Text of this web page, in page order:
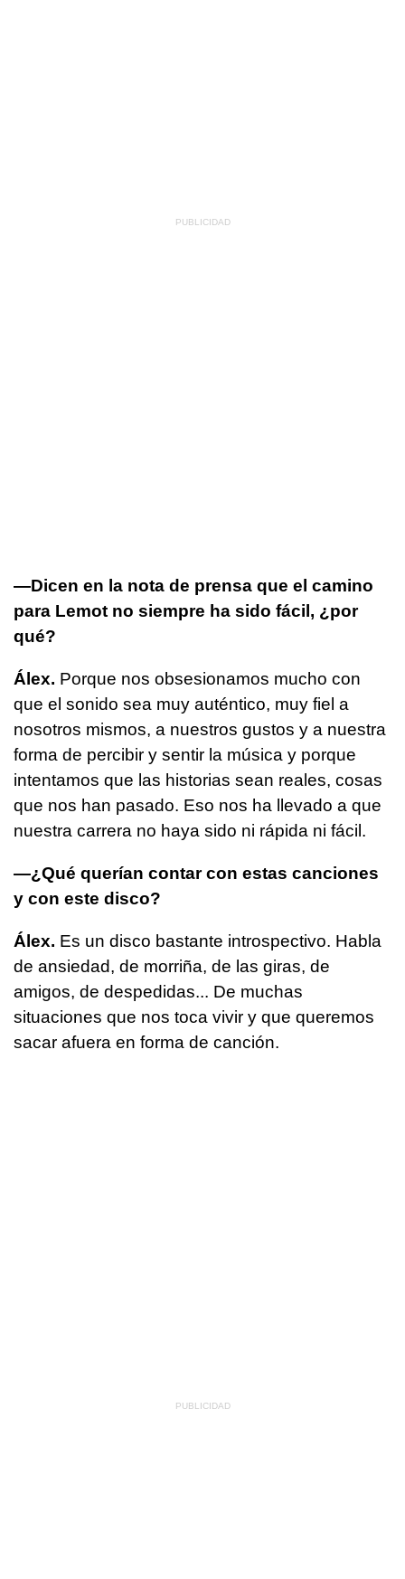
—Dicen en la nota de prensa que el camino
para Lemot no siempre ha sido fácil, ¿por
qué?
Álex. Porque nos obsesionamos mucho con
que el sonido sea muy auténtico, muy fiel a
nosotros mismos, a nuestros gustos y a nuestra
forma de percibir y sentir la música y porque
intentamos que las historias sean reales, cosas
que nos han pasado. Eso nos ha llevado a que
nuestra carrera no haya sido ni rápida ni fácil.
—¿Qué querían contar con estas canciones
y con este disco?
Álex. Es un disco bastante introspectivo. Habla
de ansiedad, de morriña, de las giras, de
amigos, de despedidas... De muchas
situaciones que nos toca vivir y que queremos
sacar afuera en forma de canción.